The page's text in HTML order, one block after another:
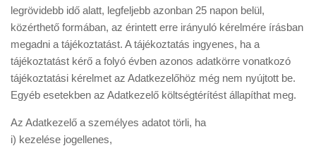
legrövidebb idő alatt, legfeljebb azonban 25 napon belül,
közérthető formában, az érintett erre irányuló kérelmére írásban
megadni a tájékoztatást. A tájékoztatás ingyenes, ha a
tájékoztatást kérő a folyó évben azonos adatkörre vonatkozó
tájékoztatási kérelmet az Adatkezelőhöz még nem nyújtott be.
Egyéb esetekben az Adatkezelő költségtérítést állapíthat meg.
​Az Adatkezelő a személyes adatot törli, ha
i) kezelése jogellenes,